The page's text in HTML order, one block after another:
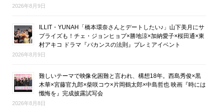
2026年8月9日
ILLIT・YUNAH「橋本環奈さんとデートしたい♪」山下美月にサ
プライズも！チェ・ジョンヒョプ×勝地涼×加納愛子×桜田通×東
村アキコ ドラマ『バカンスの法則』プレミアイベント
2026年8月9日
難しいテーマで映像化困難と言われ、構想18年。西島秀俊×黒
木華×宮藤官九郎×柴咲コウ×片岡鶴太郎×中島哲也 映画『時には
懺悔を』完成披露試写会
2026年8月8日